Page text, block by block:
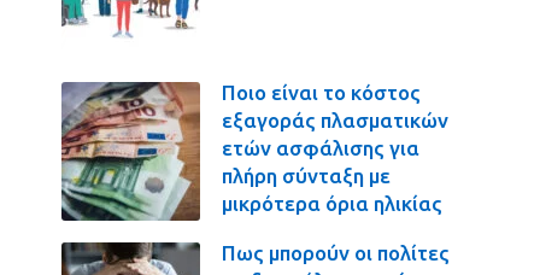
Ποιο είναι το κόστος
εξαγοράς πλασματικών
ετών ασφάλισης για
πλήρη σύνταξη με
μικρότερα όρια ηλικίας
Πως μπορούν οι πολίτες